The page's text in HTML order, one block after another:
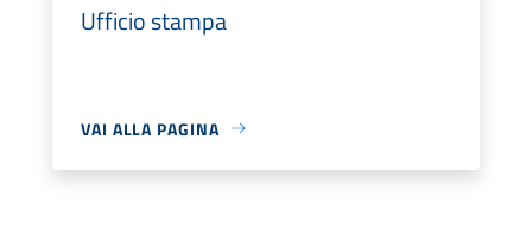
Ufficio stampa
VAI ALLA PAGINA